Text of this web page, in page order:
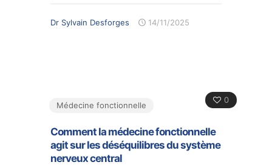
Dr Sylvain Desforges 14/11/2025
0
Médecine fonctionnelle
Comment la médecine fonctionnelle
agit sur les déséquilibres du système
nerveux central